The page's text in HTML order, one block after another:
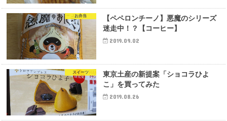
お弁当
【ペペロンチーノ】悪魔のシリーズ
迷走中！？【コーヒー】
2019.09.02
スイーツ
東京土産の新提案「ショコラひよ
こ」を買ってみた
2019.08.26